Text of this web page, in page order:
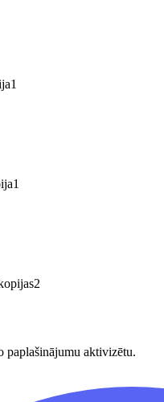
1
1
2
paplašinājumu aktivizētu.